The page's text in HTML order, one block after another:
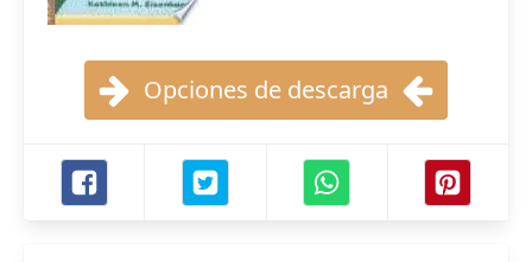
Opciones de descarga